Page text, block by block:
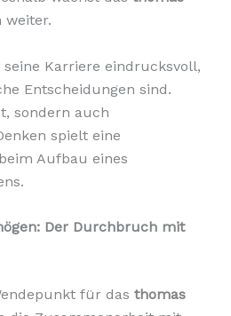
Karriere eindrucksvoll,
Entscheidungen sind.
sondern auch
spielt eine
Aufbau eines
Der Durchbruch mit
für das thomas